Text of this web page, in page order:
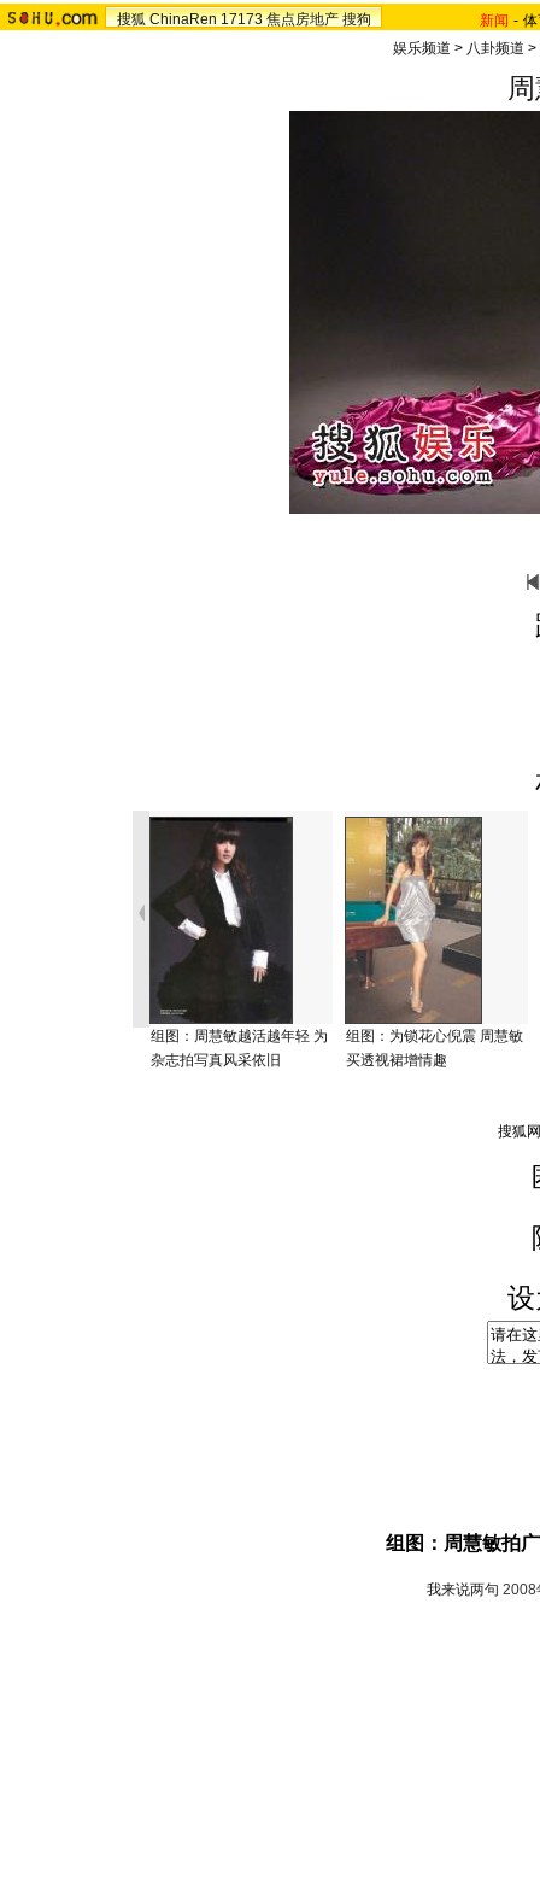
搜狐 ChinaRen 17173 焦点房地产 搜狗 新闻 -
娱乐频道 > 八卦频道 >
组图：周慧敏越活越年轻 为
杂志拍写真风采依旧
组图：为锁花心倪震 周慧敏
买透视裙增情趣
组图：周慧敏拍
我来说两句 2008